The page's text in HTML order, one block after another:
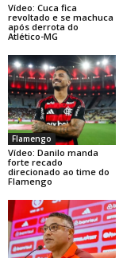
Vídeo: Cuca fica
revoltado e se machuca
após derrota do
Atlético-MG
Flamengo
Vídeo: Danilo manda
forte recado
direcionado ao time do
Flamengo